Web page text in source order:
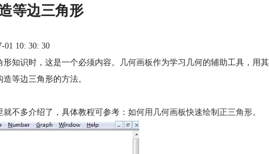
等边三角形
01 10: 30: 30
知识时，这是一个必须内容。
几何画板作为学习几何的辅助工具，用其
等边三角形的方法。
不多介绍了，具体教程可参考： 如何用几何画板快速绘制正三角形。